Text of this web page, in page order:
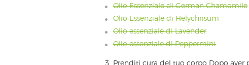
Olio Essenziale di German Chamomile
Olio Essenziale di Helychrisum
Olio essenziale di Lavender
Olio essenziale di Peppermint
Prenditi cura del tuo corpo Dopo aver